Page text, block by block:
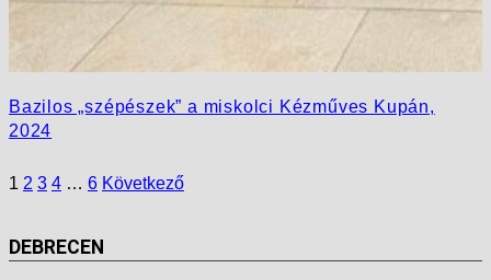
Bazilos „szépészek” a miskolci Kézműves Kupán,
2024
1 2 3 4 … 6 Következő
DEBRECEN